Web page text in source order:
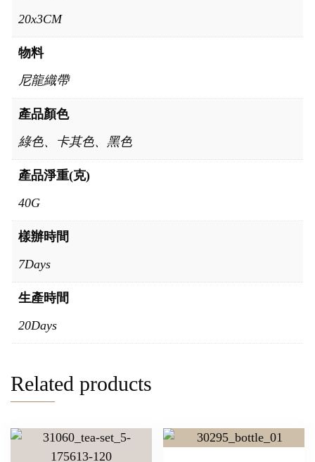
20x3CM
物料
尼龍織帶
產品顏色
綠色、卡其色、黑色
產品淨重(克)
40G
樣辦時間
7Days
生產時間
20Days
Related products